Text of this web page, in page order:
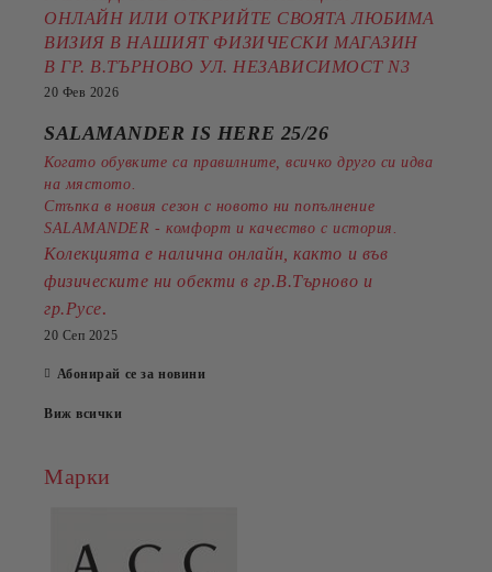
ОНЛАЙН ИЛИ ОТКРИЙТЕ СВОЯТА ЛЮБИМА
ВИЗИЯ В НАШИЯТ ФИЗИЧЕСКИ МАГАЗИН
В ГР. В.ТЪРНОВО УЛ. НЕЗАВИСИМОСТ N3
20 Фев 2026
SALAMANDER IS HERE 25/26
Когато обувките са правилните, всичко друго си идва
на мястото.
Стъпка в новия сезон с новото ни попълнение
SALAMANDER - комфорт и качество с история.
Колекцията е налична онлайн, както и във
физическите ни обекти в гр.В.Търново и
гр.Русе.
20 Сеп 2025
Абонирай се за новини
Виж всички
Марки